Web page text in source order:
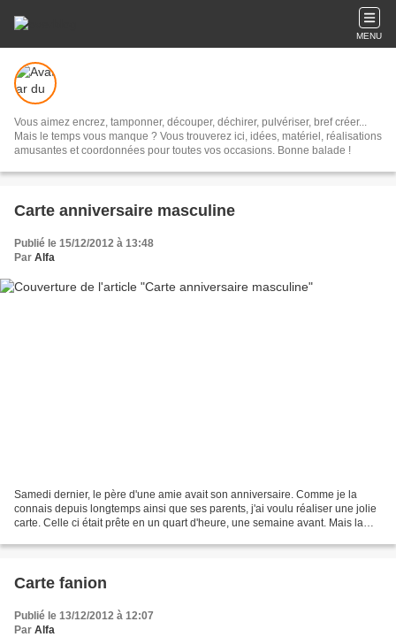
MENU
Vous aimez encrez, tamponner, découper, déchirer, pulvériser, bref créer...
Mais le temps vous manque ? Vous trouverez ici, idées, matériel, réalisations
amusantes et coordonnées pour toutes vos occasions. Bonne balade !
Carte anniversaire masculine
Publié le 15/12/2012 à 13:48
Par Alfa
Samedi dernier, le père d'une amie avait son anniversaire. Comme je la
connais depuis longtemps ainsi que ses parents, j'ai voulu réaliser une jolie
carte. Celle ci était prête en un quart d'heure, une semaine avant. Mais la
Carte fanion
Publié le 13/12/2012 à 12:07
Par Alfa